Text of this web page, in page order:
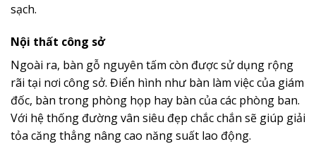
sạch.
Nội thất công sở
Ngoài ra, bàn gỗ nguyên tấm còn được sử dụng rộng
rãi tại nơi công sở. Điển hình như bàn làm việc của giám
đốc, bàn trong phòng họp hay bàn của các phòng ban.
Với hệ thống đường vân siêu đẹp chắc chắn sẽ giúp giải
tỏa căng thẳng nâng cao năng suất lao động.